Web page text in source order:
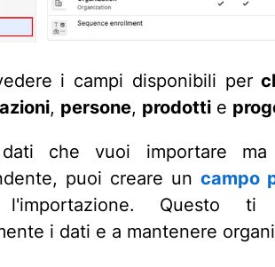
i campi disponibili per
, persone, prodotti e
che vuoi importare
puoi creare un campo
l'importazione. Questo
i dati e a mantenere